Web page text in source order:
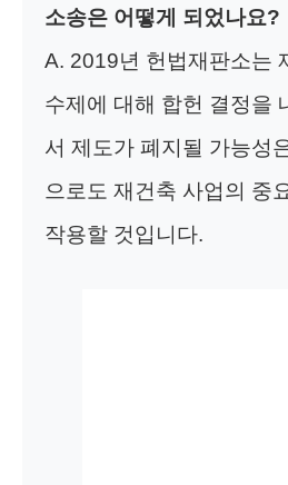
소송은 어떻게 되었나요?
A. 2019년 헌법재판소는
수제에 대해 합헌 결정을
서 제도가 폐지될 가능성
으로도 재건축 사업의 중
작용할 것입니다.